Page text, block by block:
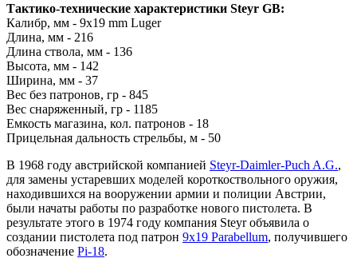
Тактико-технические характеристики Steyr GB:
Калибр, мм - 9x19 mm Luger
Длина, мм - 216
Длина ствола, мм - 136
Высота, мм - 142
Ширина, мм - 37
Вес без патронов, гр - 845
Вес снаряженный, гр - 1185
Емкость магазина, кол. патронов - 18
Прицельная дальность стрельбы, м - 50
В 1968 году австрийской компанией Steyr-Daimler-Puch A.G.,
для замены устаревших моделей короткоствольного оружия,
находившихся на вооружении армии и полиции Австрии,
были начаты работы по разработке нового пистолета. В
результате этого в 1974 году компания Steyr объявила о
создании пистолета под патрон 9х19 Parabellum, получившего
обозначение Pi-18.